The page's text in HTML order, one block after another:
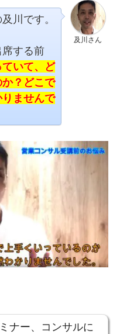
及川さん
川です。
する前
いて、ど
？どこで
ませんで
ナー、コンサルに